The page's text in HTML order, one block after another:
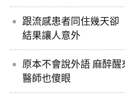
跟流感患者同住幾天卻
結果讓人意外
原本不會說外語 麻醉醒
醫師也傻眼